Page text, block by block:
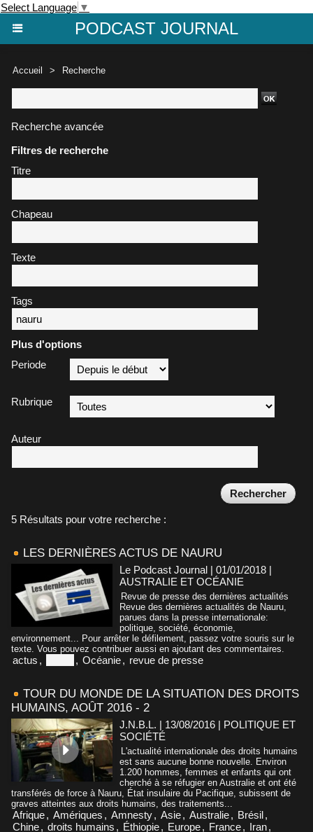
Select Language ▼
PODCAST JOURNAL
Accueil > Recherche
Recherche avancée
Filtres de recherche
Titre
Chapeau
Texte
Tags
Plus d'options
Periode
Rubrique
Auteur
5 Résultats pour votre recherche :
LES DERNIÈRES ACTUS DE NAURU
Le Podcast Journal | 01/01/2018 |
AUSTRALIE ET OCÉANIE
Revue de presse des dernières actualités
Revue des dernières actualités de Nauru,
parues dans la presse internationale:
politique, société, économie,
environnement... Pour arrêter le défilement, passez votre souris sur le
texte. Vous pouvez contribuer aussi en ajoutant des commentaires.
actus , , Océanie, revue de presse
TOUR DU MONDE DE LA SITUATION DES DROITS
HUMAINS, AOÛT 2016 - 2
J.N.B.L. | 13/08/2016 | POLITIQUE ET
SOCIÉTÉ
L'actualité internationale des droits humains
est sans aucune bonne nouvelle. Environ
1.200 hommes, femmes et enfants qui ont
cherché à se réfugier en Australie et ont été
transférés de force à Nauru, État insulaire du Pacifique, subissent de
graves atteintes aux droits humains, des traitements...
Afrique, Amériques , Amnesty, Asie, Australie, Brésil,
Chine, droits humains , Éthiopie, Europe, France, Iran,